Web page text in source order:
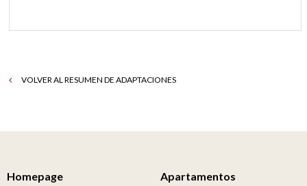
VOLVER AL RESUMEN DE ADAPTACIONES
Homepage Apartamentos